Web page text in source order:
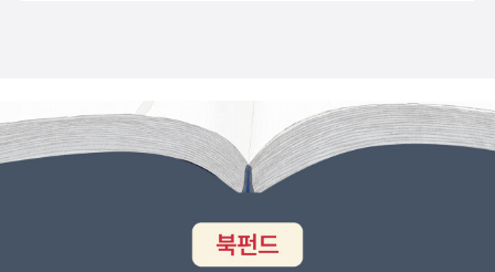
는데, 이 책에서는 태종을 다루고 있어 흥미로웠다. 영화에서나
등장할 것 같은 다중우주론을 지지하는 과학자가 많다는 점과 대
통일 이론과 끈 이론을 추이를 알고 싶다는 점과 인간도 우주라는
시스템 속 일부라는 내용은 흥미롭다, 시간과 공간이라는 인식하
지만 증명할 수 없는 주제에 관해서는 과학 교육에 오랜 기간 힘
써온 저자가 일반인이 어려워하는지 무엇인지 잘 알고 있어 쉬운
것이 아니라 천체들 사이에도 작용한다. 그래서 중력을 만유인력
이라고도 부른다. 우주에서 셰익스피어를 만난다. “호레이쇼, 하
늘과 땅에는 너희 철학이 몽상하는 것보다 더 많은 것이 있다
렇게 풀이한다. 우주론이 과학의 영역으로 들어오면서 과학자의